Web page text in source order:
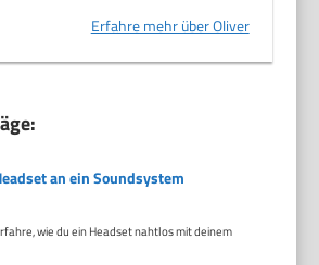
Erfahre mehr über Oliver
an ein Soundsystem
wie du ein Headset nahtlos mit deinem